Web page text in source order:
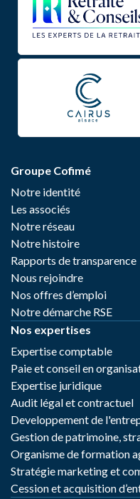
Groupe Cofimé
Notre identité
Les associés
Notre réseau
Notre histoire
Rapports de transparence
Nous rejoindre
Nos offres d’emploi
Notre démarche RSE
Nos expertises
Expertise comptable
Paie et conseil en
Expertise juridique
Audit légal et contractuel
Developpement de
Gestion de patrimoine,
Organisme de formation
Stratégie marketing et
Cession et acquisition